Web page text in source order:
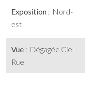
Exposition
Nord-
est
Vue
Dégagée Ciel
Rue